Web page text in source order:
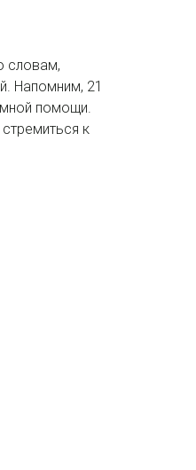
словам,
Напомним, 21
помощи.
к